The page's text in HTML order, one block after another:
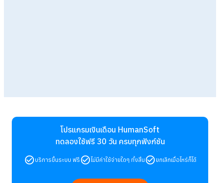
โปรแกรมเงินเดือน HumanSoft
ทดลองใช้ฟรี 30 วัน ครบทุกฟังก์ชัน
บริการขึ้นระบบ ฟรี ไม่มีค่าใช้จ่ายใดๆ ทั้งสิ้น ยกเลิกเมื่อไหร่ก็ได้